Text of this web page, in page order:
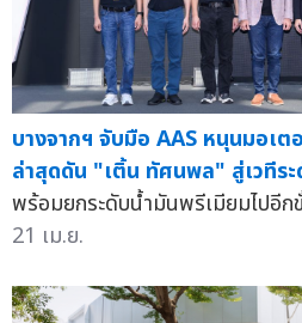
บางจากฯ จับมือ AAS หนุนมอเ
ล่าสุดดัน "เติ้น ทัศนพล" สู่เวทีร
พร้อมยกระดับน้ำมันพรีเมียมไปอี
21 เม.ย.